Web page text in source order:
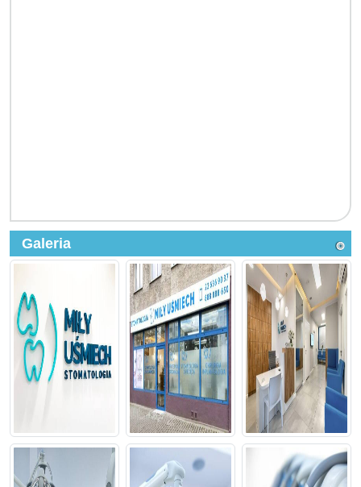
Galeria